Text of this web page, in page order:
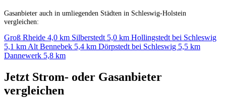
Gasanbieter auch in umliegenden Städten in Schleswig-Holstein
vergleichen:
Groß Rheide 4,0 km Silberstedt 5,0 km Hollingstedt bei Schleswig
5,1 km Alt Bennebek 5,4 km Dörpstedt bei Schleswig 5,5 km
Dannewerk 5,8 km
Jetzt Strom- oder Gasanbieter
vergleichen